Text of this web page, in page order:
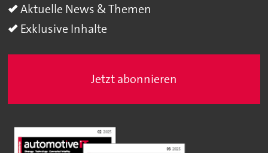
Aktuelle News & Themen
Exklusive Inhalte
Jetzt abonnieren